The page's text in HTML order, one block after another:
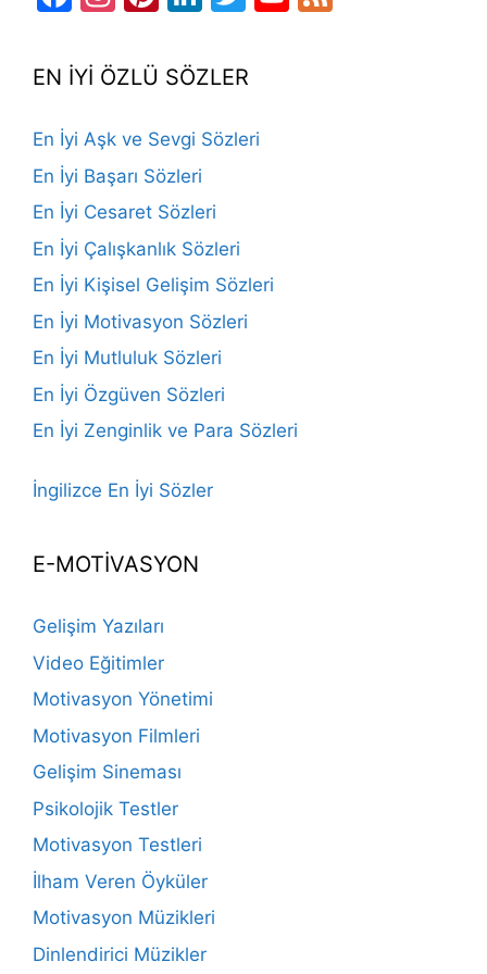
EN İYİ ÖZLÜ SÖZLER
En İyi Aşk ve Sevgi Sözleri
En İyi Başarı Sözleri
En İyi Cesaret Sözleri
En İyi Çalışkanlık Sözleri
En İyi Kişisel Gelişim Sözleri
En İyi Motivasyon Sözleri
En İyi Mutluluk Sözleri
En İyi Özgüven Sözleri
En İyi Zenginlik ve Para Sözleri
İngilizce En İyi Sözler
E-MOTİVASYON
Gelişim Yazıları
Video Eğitimler
Motivasyon Yönetimi
Motivasyon Filmleri
Gelişim Sineması
Psikolojik Testler
Motivasyon Testleri
İlham Veren Öyküler
Motivasyon Müzikleri
Dinlendirici Müzikler